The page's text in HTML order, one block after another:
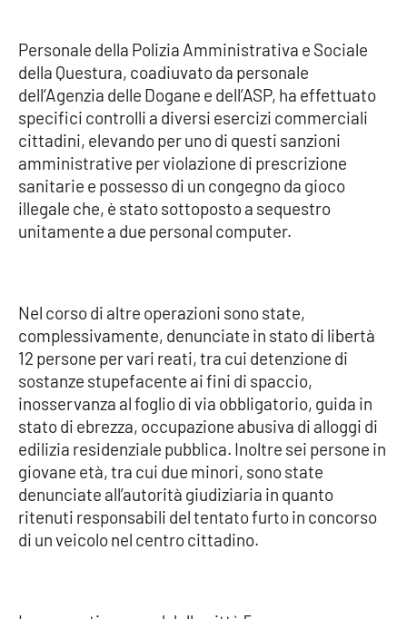
Sport
RUBRICHE
Good Morning Vietnam
Parchi Marini Calabria
Imprese Di Calabria
Le perfidie di Antonella Grippo
Venti di comunicazione
STREAMING
LaC TV
Personale della Polizia Amministrativa e Sociale
della Questura, coadiuvato da personale
dell’Agenzia delle Dogane e dell’ASP, ha effettuato
specifici controlli a diversi esercizi commerciali
cittadini, elevando per uno di questi sanzioni
amministrative per violazione di prescrizione
sanitarie e possesso di un congegno da gioco
illegale che, è stato sottoposto a sequestro
unitamente a due personal computer.
Nel corso di altre operazioni sono state,
complessivamente, denunciate in stato di libertà
12 persone per vari reati, tra cui detenzione di
sostanze stupefacente ai fini di spaccio,
inosservanza al foglio di via obbligatorio, guida in
stato di ebrezza, occupazione abusiva di alloggi di
edilizia residenziale pubblica. Inoltre sei persone in
giovane età, tra cui due minori, sono state
denunciate all’autorità giudiziaria in quanto
ritenuti responsabili del tentato furto in concorso
di un veicolo nel centro cittadino.